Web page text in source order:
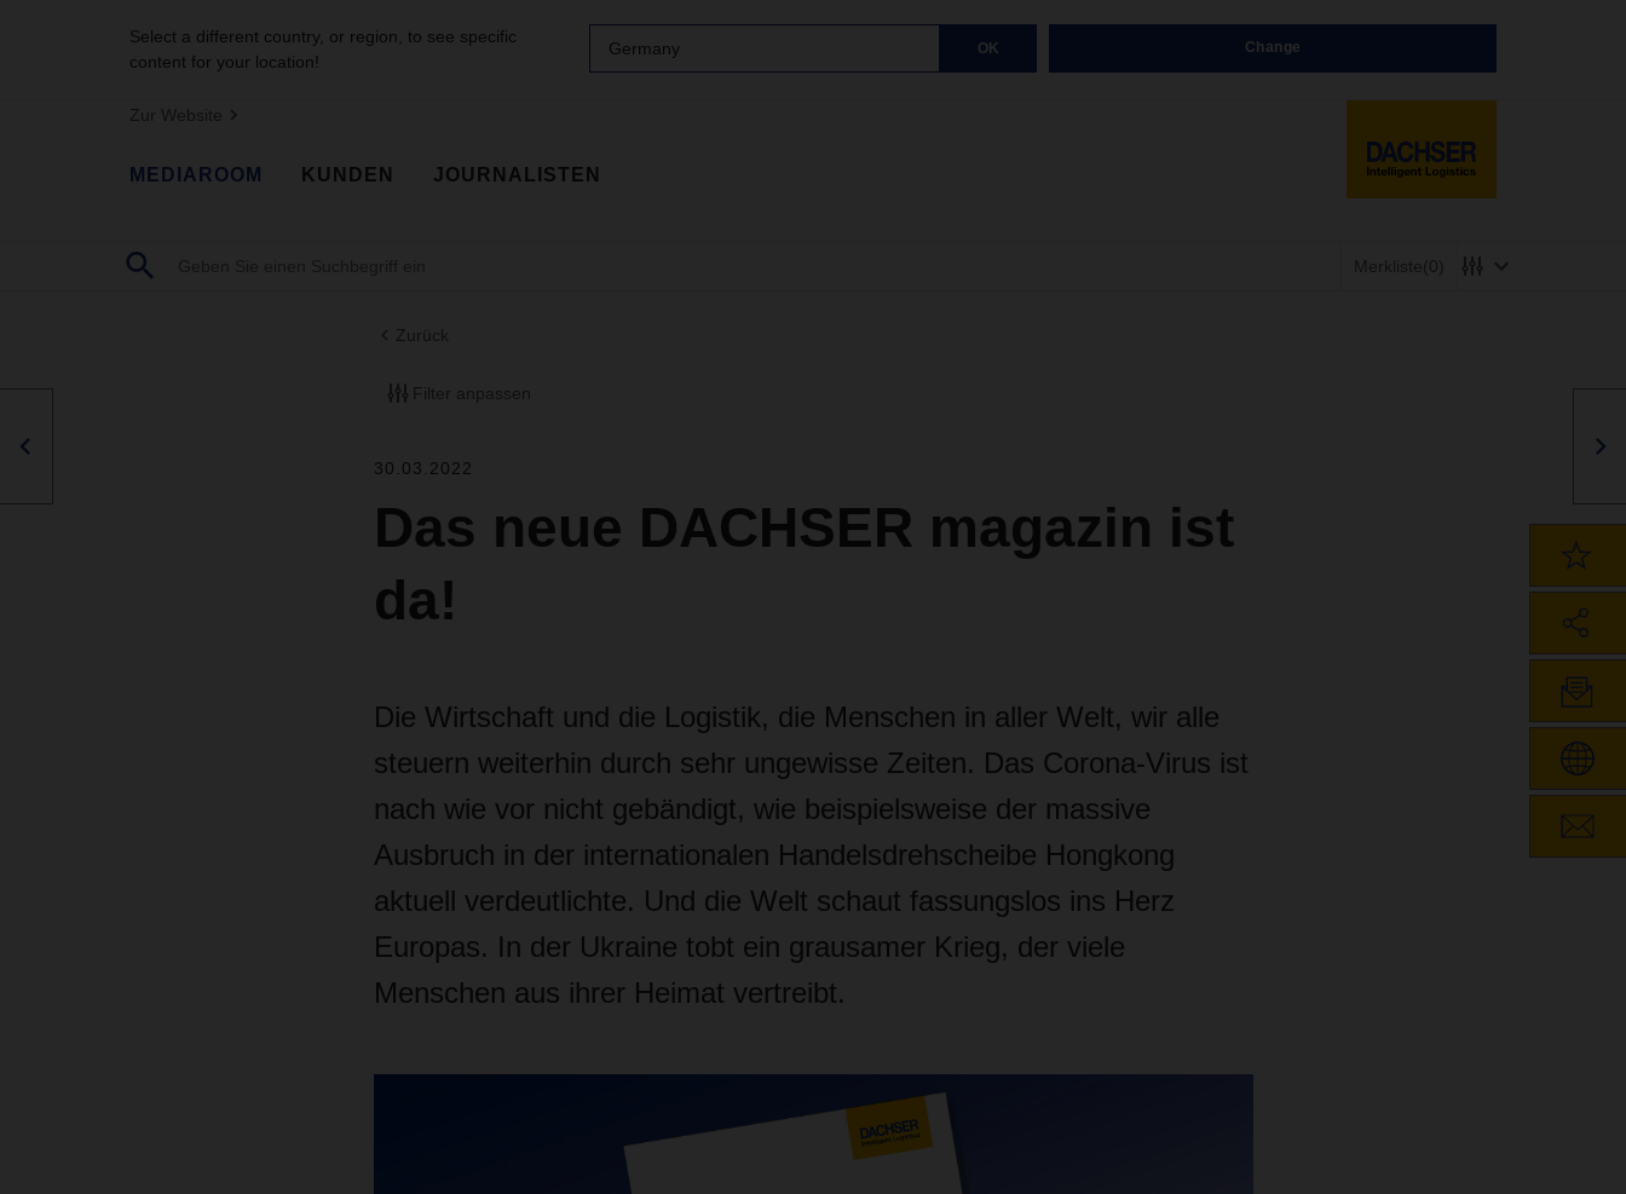
Select a different country, or region, to see specific
content for your location!
Germany OK Change
Zur Website
MEDIAROOM KUNDEN JOURNALISTEN
Merkliste(0)
Zurück
Filter anpassen
30.03.2022
Das neue DACHSER magazin ist
da!
Die Wirtschaft und die Logistik, die Menschen in aller Welt, wir alle
steuern weiterhin durch sehr ungewisse Zeiten. Das Corona-Virus ist
nach wie vor nicht gebändigt, wie beispielsweise der massive
Ausbruch in der internationalen Handelsdrehscheibe Hongkong
aktuell verdeutlichte. Und die Welt schaut fassungslos ins Herz
Europas. In der Ukraine tobt ein grausamer Krieg, der viele
Menschen aus ihrer Heimat vertreibt.